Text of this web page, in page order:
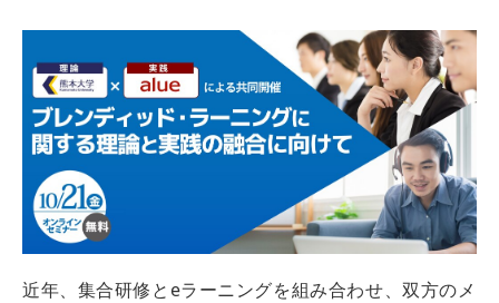
近年、集合研修とeラーニングを組み合わせ、双方のメ